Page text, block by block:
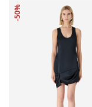
-50%